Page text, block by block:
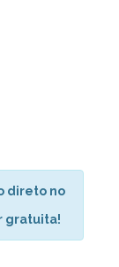
direto no
gratuita!